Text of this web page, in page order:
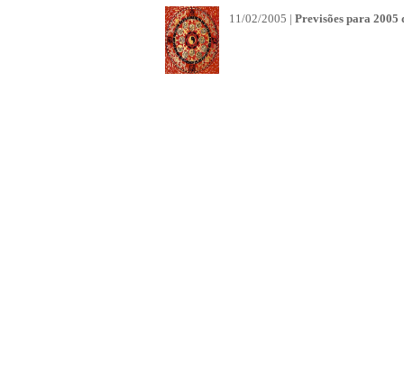
11/02/2005 | Previsões para 2005